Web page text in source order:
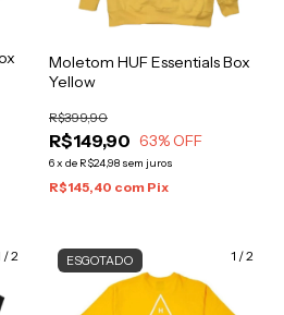
Moletom HUF Essentials Box
Yellow
R$149,90
R$399,90
63% OFF
6x de R$24,98 sem juros
R$145,40 com Pix
/2 1 /2
ESGOTADO